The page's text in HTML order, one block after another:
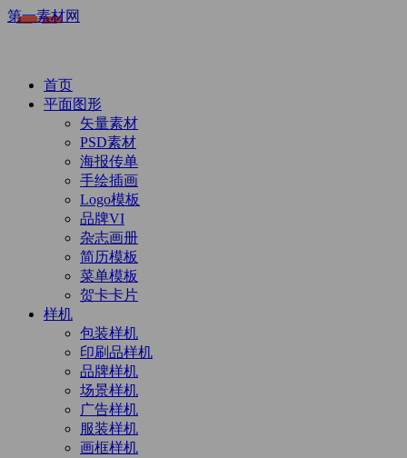
第一素材网
首页
平面图形
矢量素材
PSD素材
海报传单
手绘插画
Logo模板
品牌VI
杂志画册
简历模板
菜单模板
贺卡卡片
样机
包装样机
印刷品样机
品牌样机
场景样机
广告样机
服装样机
画框样机